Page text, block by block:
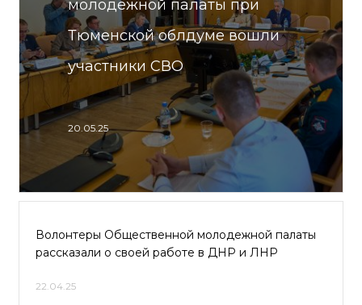
молодежной палаты при
Тюменской облдуме вошли
участники СВО
20.05.25
Волонтеры Общественной молодежной палаты
рассказали о своей работе в ДНР и ЛНР
22.04.25